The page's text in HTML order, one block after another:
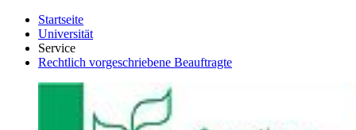
Startseite
Universität
Service
Rechtlich vorgeschriebene Beauftragte